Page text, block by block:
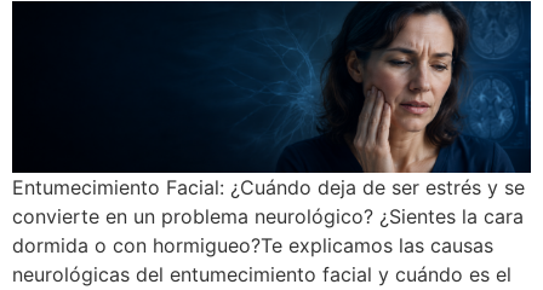
Entumecimiento Facial: ¿Cuándo deja de ser estrés y se
convierte en un problema neurológico? ¿Sientes la cara
dormida o con hormigueo?Te explicamos las causas
neurológicas del entumecimiento facial y cuándo es el